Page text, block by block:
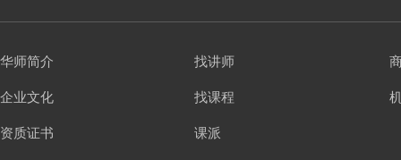
华师简介
企业文化
资质证书
找讲师
找课程
课派